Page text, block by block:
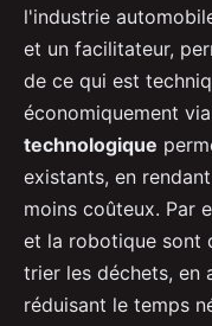
l'industrie
et un facilitateur,
de ce qui est
économiquement
technologique
existants, en
moins coûteux. Par
et la robotique sont
trier les déchets, en
réduisant le temps